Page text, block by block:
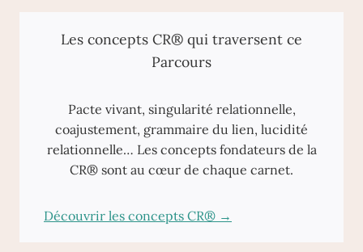
Les concepts CR® qui traversent ce
Parcours
Pacte vivant, singularité relationnelle,
coajustement, grammaire du lien, lucidité
relationnelle… Les concepts fondateurs de la
CR® sont au cœur de chaque carnet.
Découvrir les concepts CR® →